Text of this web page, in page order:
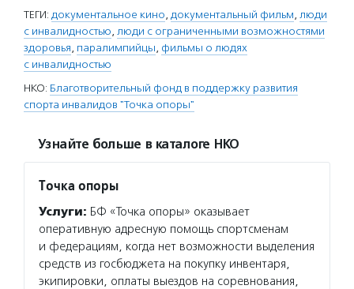
ТЕГИ: документальное кино, документальный фильм, люди
с инвалидностью, люди с ограниченными возможностями
здоровья, паралимпийцы, фильмы о людях
с инвалидностью
НКО: Благотворительный фонд в поддержку развития
спорта инвалидов "Точка опоры"
Узнайте больше в каталоге НКО
Точка опоры
Услуги: БФ «Точка опоры» оказывает
оперативную адресную помощь спортсменам
и федерациям, когда нет возможности выделения
средств из госбюджета на покупку инвентаря,
экипировки, оплаты выездов на соревнования,